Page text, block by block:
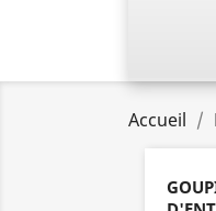
Accueil